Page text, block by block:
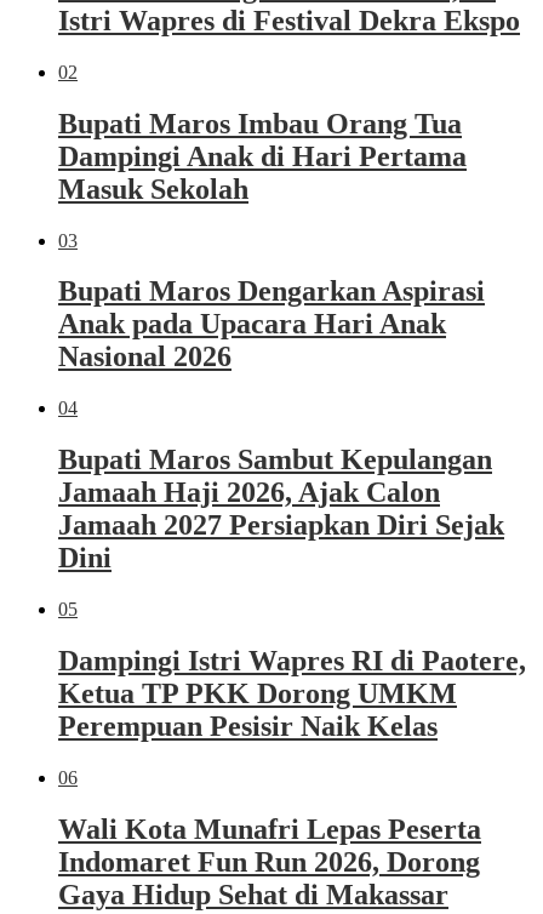
Istri Wapres di Festival Dekra Ekspo
02
Bupati Maros Imbau Orang Tua
Dampingi Anak di Hari Pertama
Masuk Sekolah
03
Bupati Maros Dengarkan Aspirasi
Anak pada Upacara Hari Anak
Nasional 2026
04
Bupati Maros Sambut Kepulangan
Jamaah Haji 2026, Ajak Calon
Jamaah 2027 Persiapkan Diri Sejak
Dini
05
Dampingi Istri Wapres RI di Paotere,
Ketua TP PKK Dorong UMKM
Perempuan Pesisir Naik Kelas
06
Wali Kota Munafri Lepas Peserta
Indomaret Fun Run 2026, Dorong
Gaya Hidup Sehat di Makassar